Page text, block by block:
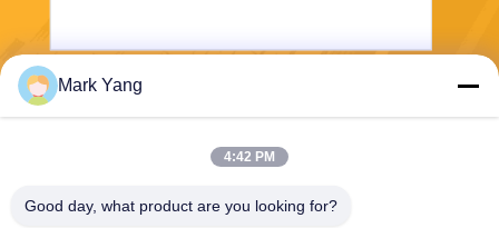
Mark Yang
4:42 PM
Good day, what product are you looking for?